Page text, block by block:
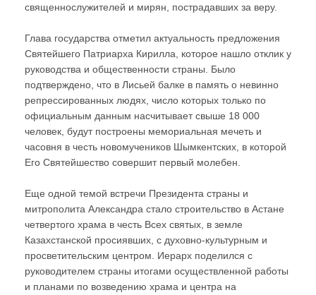
священнослужителей и мирян, пострадавших за веру.
Глава государства отметил актуальность предложения
Святейшего Патриарха Кирилла, которое нашло отклик у
руководства и общественности страны. Было
подтверждено, что в Лисьей балке в память о невинно
репрессированных людях, число которых только по
официальным данным насчитывает свыше 18 000
человек, будут построены мемориальная мечеть и
часовня в честь новомучеников Шымкентских, в которой
Его Святейшество совершит первый молебен.
Еще одной темой встречи Президента страны и
митрополита Александра стало строительство в Астане
четвертого храма в честь Всех святых, в земле
Казахстанской просиявших, с духовно-культурным и
просветительским центром. Иерарх поделился с
руководителем страны итогами осуществленной работы
и планами по возведению храма и центра на